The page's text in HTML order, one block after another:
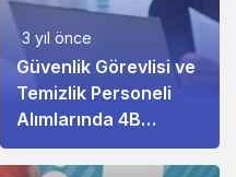
3 yıl önce
Güvenlik Görevlisi ve
Temizlik Personeli
Alımlarında 4B
Kadrosu!